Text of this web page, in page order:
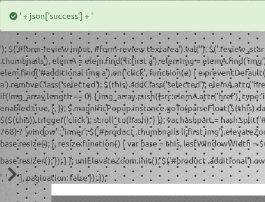
' + json['success'] + '
'); $('#form-review input, #form-review textarea').val('');
.thumbnails'), elemA = elem.find('li:first a'), elemImg =
elem.find('#additional-img a').on('click', function(e) {
a').removeClass('selected'); $(this).addClass('selected');
if(img_array.length == 0) { img_array.push({src:elemA.attr('href'),
enabled:true, }, });
$($(this)).trigger('click'); scroll_to(hash); } }); var hashpart =
768) ? 'window' : 'inner'; $('#product .thumbnails li:first
base.resize(); }, resize:function() { var base = this, lastWindowWidth
base.resizer(); }); } }; uniElevateZoom.init(); $('#product
', '
'], pagination: false }); });